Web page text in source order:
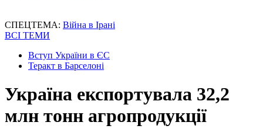
СПЕЦТЕМА: Війна в Ірані
ВСІ ТЕМИ
Вступ України в ЄС
Теракт в Барселоні
Україна експортувала 32,2
млн тонн агропродукції